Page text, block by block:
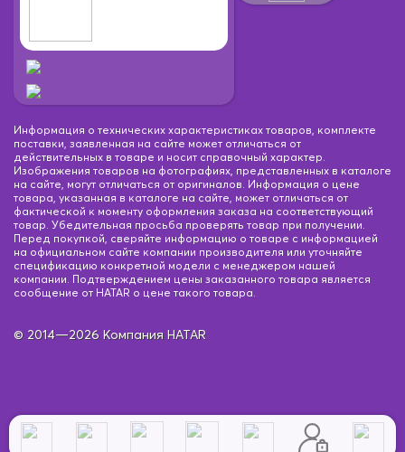
Информация о технических характеристиках товаров, комплекте
поставки, заявленная на сайте может отличаться от
действительных в товаре и носит справочный характер.
Изображения товаров на фотографиях, представленных в каталоге
на сайте, могут отличаться от оригиналов. Информация о цене
товара, указанная в каталоге на сайте, может отличаться от
фактической к моменту оформления заказа на соответствующий
товар. Убедительная просьба проверять товар при получении.
Перед покупкой, сверяйте информацию о товаре с информацией
на официальном сайте компании производителя или уточняйте
спецификацию конкретной модели с менеджером нашей
компании. Подтверждением цены заказанного товара является
сообщение от HATAR о цене такого товара.
© 2014—2026 Компания HATAR